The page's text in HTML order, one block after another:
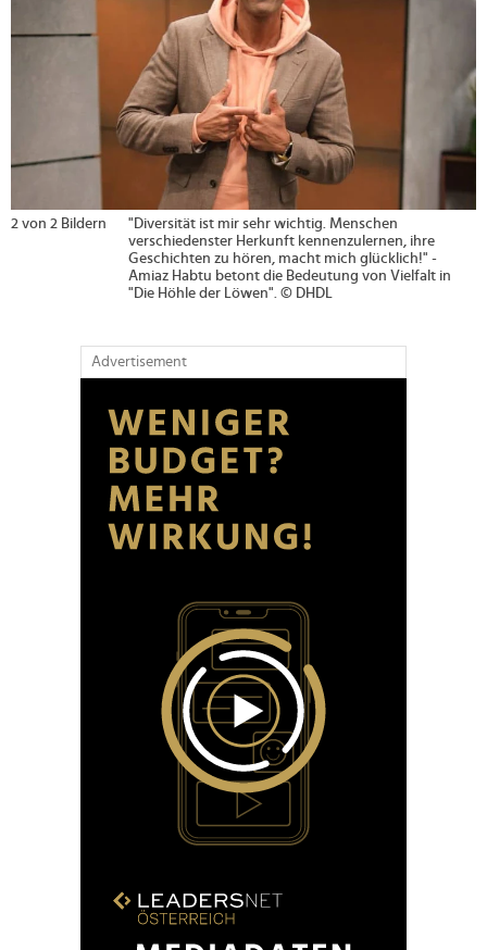
2 von 2 Bildern
"Diversität ist mir sehr wichtig. Menschen
verschiedenster Herkunft kennenzulernen, ihre
Geschichten zu hören, macht mich glücklich!" -
Amiaz Habtu betont die Bedeutung von Vielfalt in
"Die Höhle der Löwen". © DHDL
Advertisement